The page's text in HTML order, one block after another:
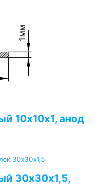
10х10х1, анод
30х30х1,5,